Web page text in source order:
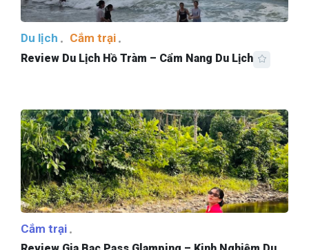
Du lịch Cắm trại
Review Du Lịch Hồ Tràm – Cẩm Nang Du Lịch
Cắm trại